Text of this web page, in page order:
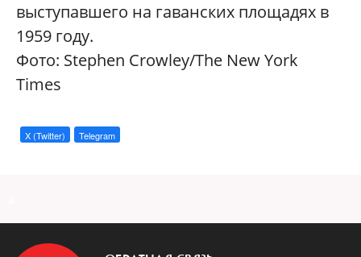
выступавшего на гаванских площадях в
1959 году.
Credit
Фото: Stephen Crowley/The New York
Times
CrediStephen
X (Twitter) Telegram